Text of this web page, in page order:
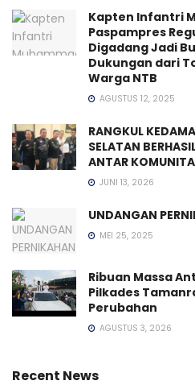
Kapten Infantri
Paspampres
Digadang Jadi
Dukungan dari
Warga NTB
AGUSTUS 12, 2025
RANGKUL
SELATAN
ANTAR
JUNI 13, 2026
UNDANGAN
MEI 25, 2025
Ribuan Massa
Pilkades
Perubahan
AGUSTUS 3, 2026
Recent News